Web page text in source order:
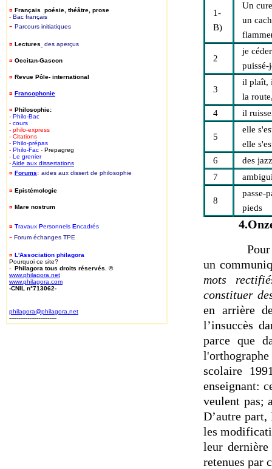
¤ Français poésie, théâtre, prose
- Bac français
- Parcours initiatiques
¤ Lectures des aperçus
¤ Occitan-Gascon
¤ Revue Pôle- international
¤ Francophonie
¤ Philosophie:
- Philo-Bac
- cours
- philo-express
- Citations
- Philo-prépas
- Philo-Fac - Prepagreg
- Le grenier
-Aide aux dissertations
¤ Forums: aides aux dissert de philosophie
¤ Epistémologie
¤ Mare nostrum
¤ Travaux Personnels Encadrés
- Forum échanges TPE
¤ L'Association philagora
Pourquoi ce site?
- Philagora tous droits réservés. ©
www.philagora.net
www.philagora.com
-CNIL n°713062-
philagora@philagora.net
--------------------------
1-
B)
Un
un
2
je
puissé-
3
il plaît,
la
4
il
5
elle
elle
6
des
7
8
passe-
pieds
un
mots
constituer
en arrière
l’insuccès
parce que
scolaire
enseignant:
veulent pas;
D’autre
les
leur
retenues par